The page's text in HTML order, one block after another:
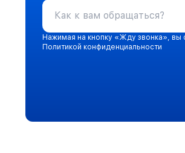
Нажимая на кнопку «Жду звонка», вы
Политикой конфиденциальности